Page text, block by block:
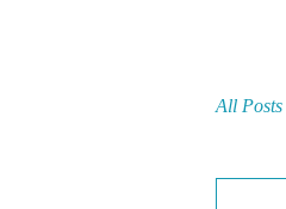
All Posts